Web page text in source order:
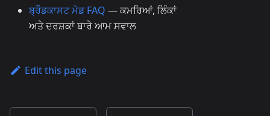
ਬ੍ਰੌਡਕਾਸਟ ਮੋਡ FAQ — ਕਮਰਿਆਂ, ਲਿੰਕਾਂ
ਅਤੇ ਦਰਸ਼ਕਾਂ ਬਾਰੇ ਆਮ ਸਵਾਲ
Edit this page